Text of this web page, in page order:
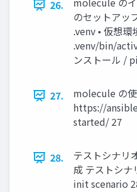
26.
のセットアッ
.venv • 仮想
.venv/bin/
ンストール /
27.
molecule の使
https://
started/ 27
28.
テストシナリ
成 テストシ
init scenario